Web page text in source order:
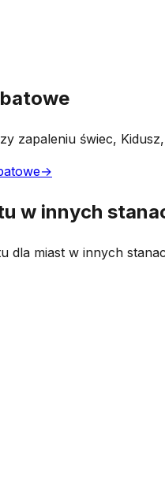
zapaleniu świec,
→
w innych
dla miast w innych